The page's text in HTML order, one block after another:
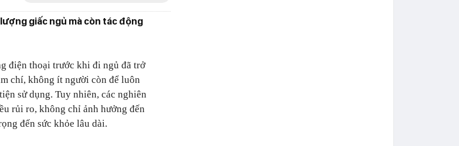
giấc ngủ mà còn tác động
điện thoại trước khi đi ngủ đã trở
chí, không ít người còn để luôn
sử dụng. Tuy nhiên, các nghiên
rủi ro, không chỉ ảnh hưởng đến
đến sức khỏe lâu dài.